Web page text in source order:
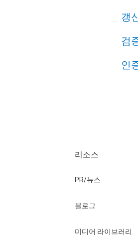
갱
검
인
리소스
PR/뉴스
블로그
미디어 라이브러리